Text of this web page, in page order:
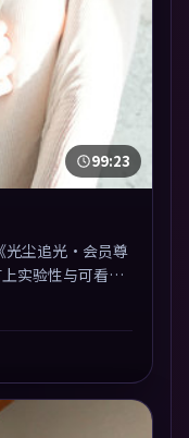
99:23
光尘追光·会员尊
实验性与可看性
美术与服化还原